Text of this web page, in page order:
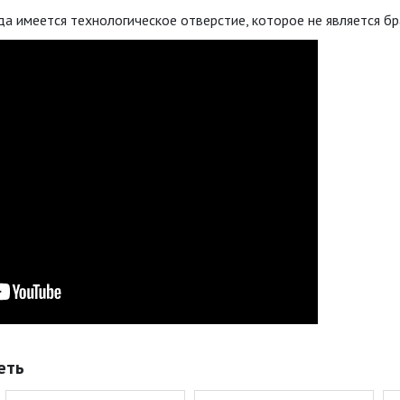
имеется технологическое отверстие, которое не является